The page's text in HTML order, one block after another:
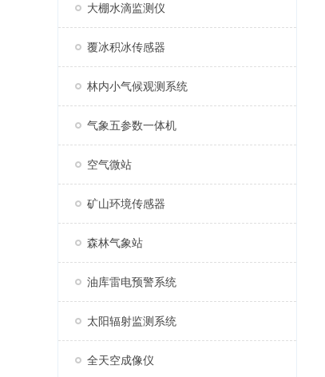
大棚水滴监测仪
覆冰积冰传感器
林内小气候观测系统
气象五参数一体机
空气微站
矿山环境传感器
森林气象站
油库雷电预警系统
太阳辐射监测系统
全天空成像仪